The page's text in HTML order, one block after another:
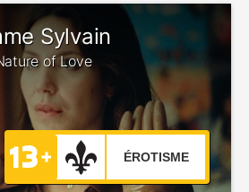
Sylvain
of Love
ÉROTISME